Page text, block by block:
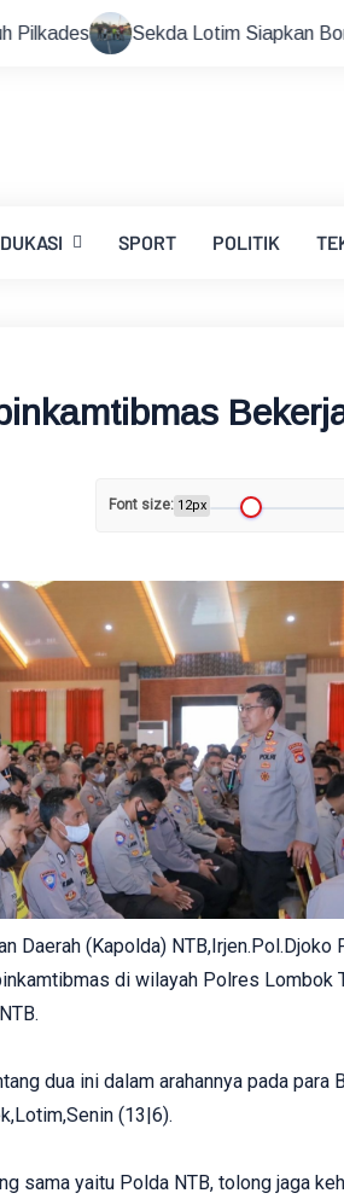
Lotim Siapkan Bonus Atlet Tenis
SPORT POLITIK
Font size: 12px
Daerah (Kapolda) NTB,Irjen.Pol.Djoko
di wilayah Polres Lombok
dua ini dalam arahannya pada para
(13|6).
sama yaitu Polda NTB, tolong jaga